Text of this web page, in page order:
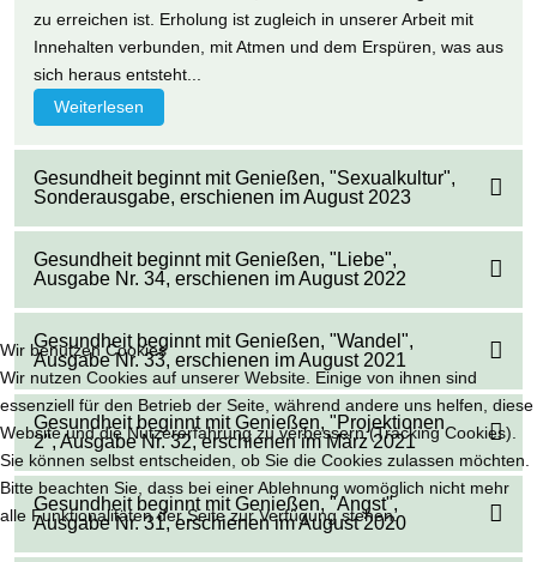
zu erreichen ist. Erholung ist zugleich in unserer Arbeit mit
Innehalten verbunden, mit Atmen und dem Erspüren, was aus
sich heraus entsteht...
Weiterlesen
Gesundheit beginnt mit Genießen, "Sexualkultur",
Sonderausgabe, erschienen im August 2023
Gesundheit beginnt mit Genießen, "Liebe",
Ausgabe Nr. 34, erschienen im August 2022
Gesundheit beginnt mit Genießen, "Wandel",
Ausgabe Nr. 33, erschienen im August 2021
Gesundheit beginnt mit Genießen, "Projektionen
2", Ausgabe Nr. 32, erschienen im März 2021
Gesundheit beginnt mit Genießen, "Angst",
Ausgabe Nr. 31, erschienen im August 2020
Wir benutzen Cookies
Wir nutzen Cookies auf unserer Website. Einige von ihnen sind
essenziell für den Betrieb der Seite, während andere uns helfen, diese
Website und die Nutzererfahrung zu verbessern (Tracking Cookies).
Sie können selbst entscheiden, ob Sie die Cookies zulassen möchten.
Bitte beachten Sie, dass bei einer Ablehnung womöglich nicht mehr
alle Funktionalitäten der Seite zur Verfügung stehen.